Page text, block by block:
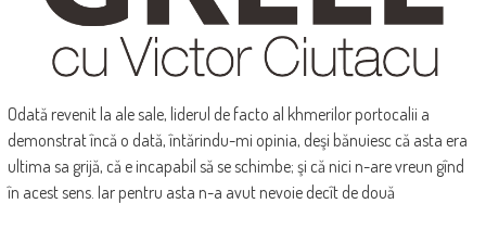
Odată revenit la ale sale, liderul de facto al khmerilor portocalii a
demonstrat încă o dată, întărindu-mi opinia, deşi bănuiesc că asta era
ultima sa grijă, că e incapabil să se schimbe; şi că nici n-are vreun gînd
în acest sens. Iar pentru asta n-a avut nevoie decît de două